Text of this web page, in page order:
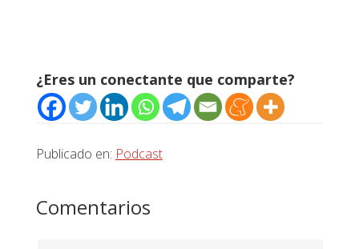
¿Eres un conectante que comparte?
Publicado en: Podcast
Interacciones
Comentarios